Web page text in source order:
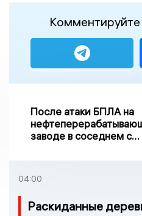
После атаки БПЛА на
заводе в соседнем с
04:00
Раскиданные